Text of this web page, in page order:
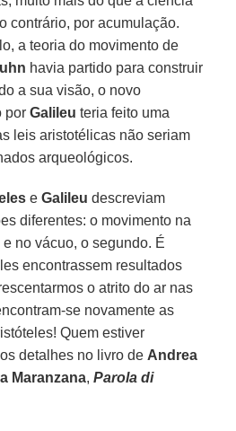
contrário, por acumulação.
a teoria do movimento de
havia partido para construir
a sua visão, o novo
porGalileu teria feito uma
leis aristotélicas não seriam
arqueológicos.
eGalileu descreviam
diferentes: o movimento na
no vácuo, o segundo. É
encontrassem resultados
o atrito do ar nas
se novamente as
Quem estiver
detalhes no livro de Andrea
Maranzana,Parola di